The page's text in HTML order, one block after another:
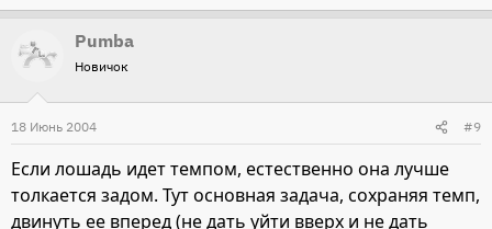
Pumba
Новичок
18 Июнь 2004 #9
Если лошадь идет темпом, естественно она лучше
толкается задом. Тут основная задача, сохраняя темп,
двинуть ее вперед (не дать уйти вверх и не дать